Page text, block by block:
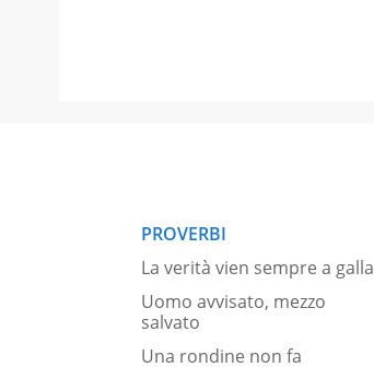
PROVERBI
La verità vien sempre a galla
Uomo avvisato, mezzo
salvato
Una rondine non fa